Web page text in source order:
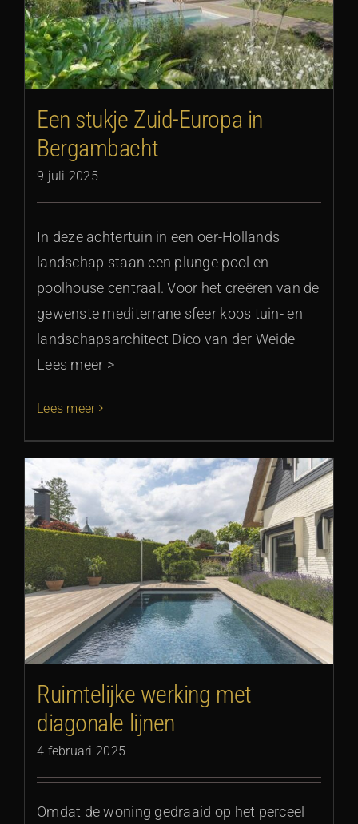
Een stukje Zuid-Europa in
Bergambacht
9 juli 2025
In deze achtertuin in een oer-Hollands
landschap staan een plunge pool en
poolhouse centraal. Voor het creëren van de
gewenste mediterrane sfeer koos tuin- en
landschapsarchitect Dico van der Weide
Lees meer >
Lees meer
Ruimtelijke werking met
diagonale lijnen
4 februari 2025
Omdat de woning gedraaid op het perceel